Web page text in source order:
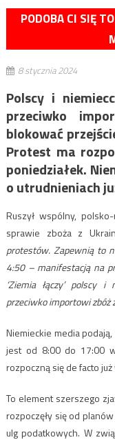
PODOBA CI SIĘ
8 stycznia 2024
Polscy i
przeciwko
blokować
Protest ma
poniedziałek.
o utrudnieniach
Ruszył wspólny,
sprawie zboża z
protestów. Zapewnią to
4:50 – manifestacją na
‘Ziemia łączy’ polscy
przeciwko importowi zbóż
Niemieckie media
jest od 8:00 do 17:00
rozpoczną się de facto
To element szerszego
rozpoczęły się od
ulg podatkowych. W